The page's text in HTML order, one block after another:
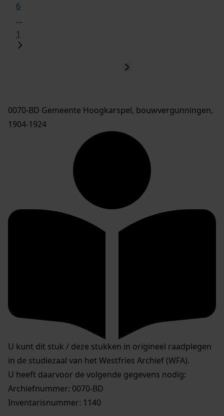
6
...
1
0070-BD Gemeente Hoogkarspel, bouwvergunningen,
1904-1924
U kunt dit stuk / deze stukken in origineel raadplegen
in de studiezaal van het Westfries Archief (WFA).
U heeft daarvoor de volgende gegevens nodig:
Archiefnummer: 0070-BD
Inventarisnummer: 1140